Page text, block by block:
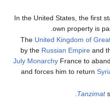
In the United States, the first
own property is
The United Kingdom of
by the Russian Empireand
July MonarchyFrance to
and forces him to return
Tanzimat